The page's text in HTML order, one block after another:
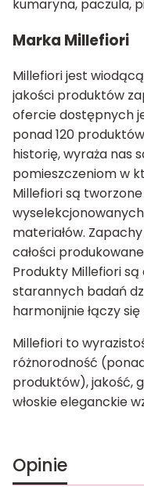
kumaryna, paczula,
Marka Millefiori
Millefiori jest
jakości produktów
ofercie dostępnych
ponad 120
historię, wyraża nas
pomieszczeniom w
Millefiori są
materiałów.
całości
Produkty Millefiori
starannych badań
harmonijnie łączy
Millefiori to
różnorodność
produktów), jakość,
włoskie eleganckie
Opinie